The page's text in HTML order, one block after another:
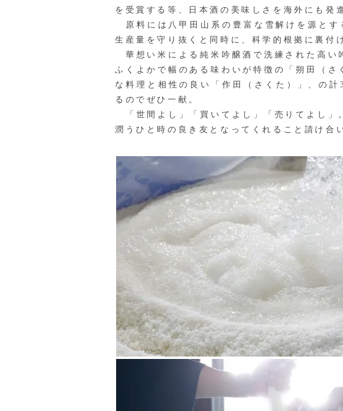
を受賞する等、日本酒の美味しさを海外にも発
原料には八甲田山系の豊富な雪解けを源とす
生産量を守り抜くと同時に、科学的根拠に裏付
華想い米による純米吟醸酒で洗練された高い
ふくよかで幅のある味わいが特徴の「朔田（
な料理と相性の良い「作田（さくた）」、の
るのでぜひ一献。
「世間よし」「買いてよし」「売りてよし」
潤うひと時の良き友となってくれること請け合